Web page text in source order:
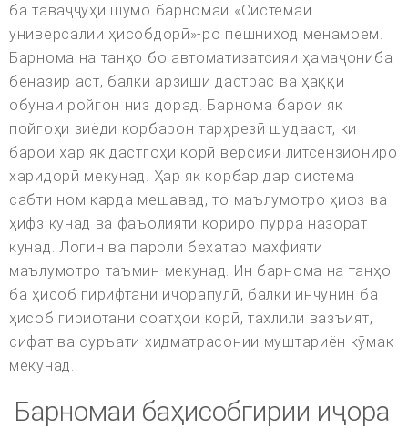
ба таваҷҷӯҳи шумо барномаи «Системаи
универсалии ҳисобдорӣ»-ро пешниҳод менамоем.
Барнома на танҳо бо автоматизатсияи ҳамаҷониба
беназир аст, балки арзиши дастрас ва ҳаққи
обунаи ройгон низ дорад. Барнома барои як
пойгоҳи зиёди корбарон тарҳрезӣ шудааст, ки
барои ҳар як дастгоҳи корӣ версияи литсензиониро
харидорӣ мекунад. Ҳар як корбар дар система
сабти ном карда мешавад, то маълумотро ҳифз ва
ҳифз кунад ва фаъолияти кориро пурра назорат
кунад. Логин ва пароли бехатар махфияти
маълумотро таъмин мекунад. Ин барнома на танҳо
ба ҳисоб гирифтани иҷорапулӣ, балки инчунин ба
ҳисоб гирифтани соатҳои корӣ, таҳлили вазъият,
сифат ва суръати хидматрасонии муштариён кӯмак
мекунад.
Барномаи баҳисобгирии иҷора